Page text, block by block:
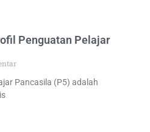
Penguatan Pelajar
Pancasila (P5) adalah